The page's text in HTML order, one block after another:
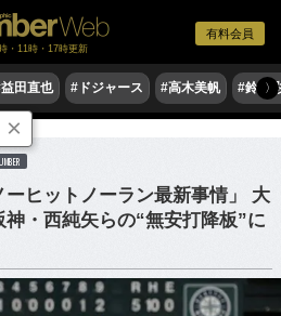
有料会員
・11時・17時更新
田直也 #ドジャース #高木美帆 #鈴木
〉
ヒットノーラン最新事情」 大
神・西純矢らの“無安打降板”に
×